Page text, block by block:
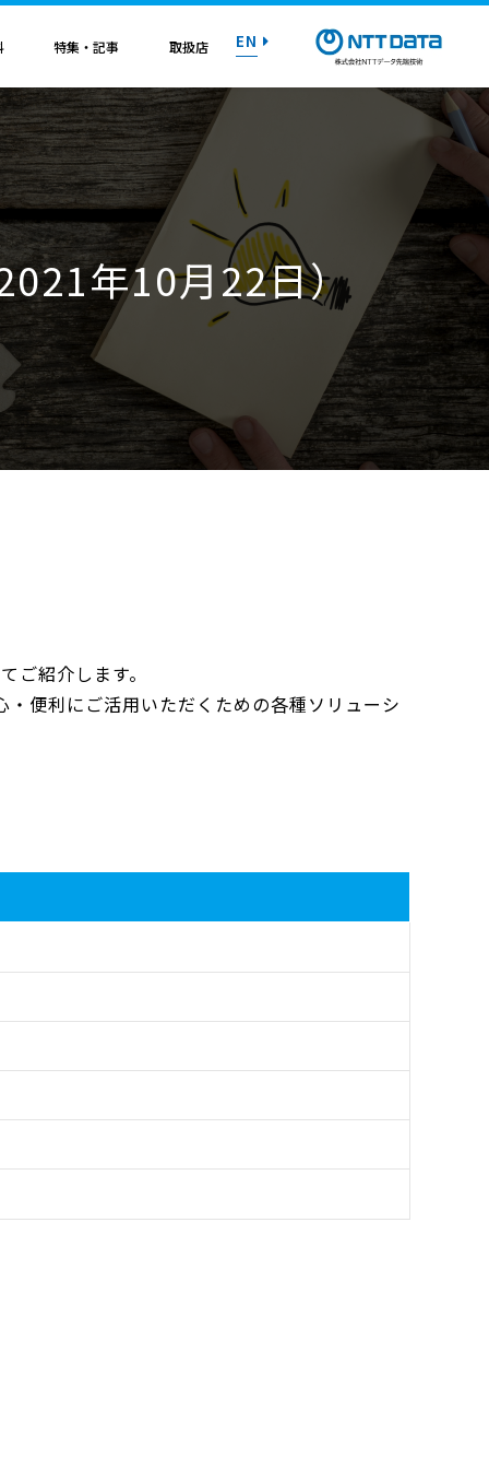
トライアル on AWS
マニュアル
お問い合わせ
トライアル on AWS
マニュアル
お問い合わせ
トライアル on AWS
マニュアル
お問い合わせ
トライアル on AWS
マニュアル
お問い合わせ
トライアル on AWS
マニュアル
お問い合わせ
特集・記事
トライアル on AWS
マニュアル
お問い合わせ
取扱店
トライアル on AWS
マニュアル
お問い合わせ
EN
年10月22日）
ご紹介します。
便利にご活用いただくための各種ソリューシ